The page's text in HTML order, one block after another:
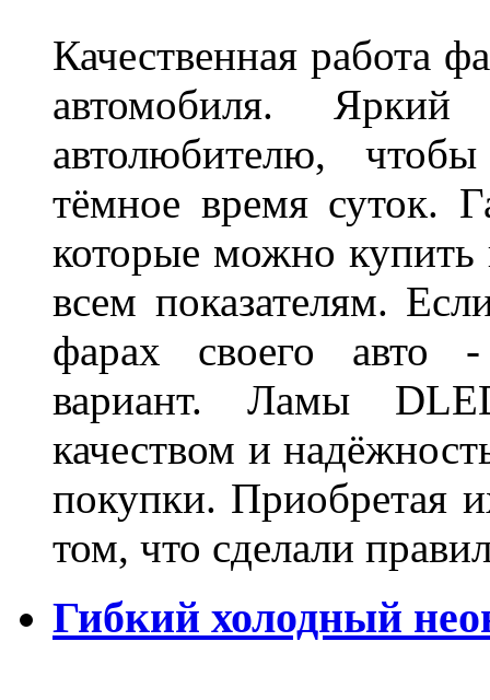
Качественная работа
автомобиля.
автолюбителю,
тёмное время суток.
которые можно
всем показателям.
фарах своего авто
вариант. Ламы
качеством и
покупки. Приобретая
том, что сделали
Гибкий холодный